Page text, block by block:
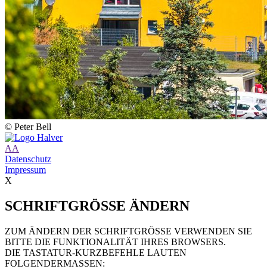
© Peter Bell
AA
Datenschutz
Impressum
X
SCHRIFTGRÖSSE ÄNDERN
ZUM ÄNDERN DER SCHRIFTGRÖSSE VERWENDEN SIE
BITTE DIE FUNKTIONALITÄT IHRES BROWSERS.
DIE TASTATUR-KURZBEFEHLE LAUTEN
FOLGENDERMASSEN: